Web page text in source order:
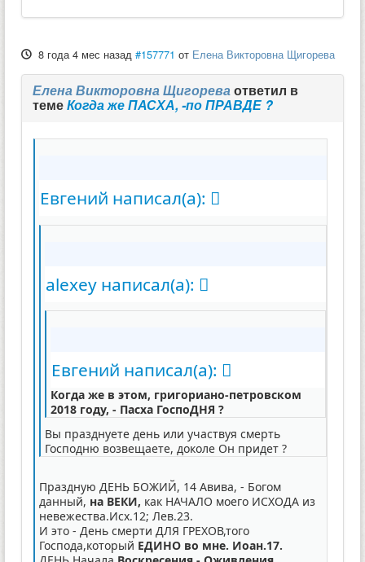
8 года 4 мес назад #157771 от Елена Викторовна Щигорева
Елена Викторовна Щигореваответил в
темеКогда же ПАСХА, -по ПРАВДЕ ?
Евгений написал(а):
alexey написал(а):
Евгений написал(а):
Когда же в этом, григориано-петровском
2018 году, - Пасха ГоспоДНЯ ?
Вы празднуете день или участвуя смерть
Господню возвещаете, доколе Он придет ?
Праздную ДЕНЬ БОЖИЙ, 14 Авива, - Богом
данный, на ВЕКИ, как НАЧАЛО моего ИСХОДА из
невежества.Исх.12; Лев.23.
И это - День смерти ДЛЯ ГРЕХОВ,того
Господа,который ЕДИНО во мне. Иоан.17.